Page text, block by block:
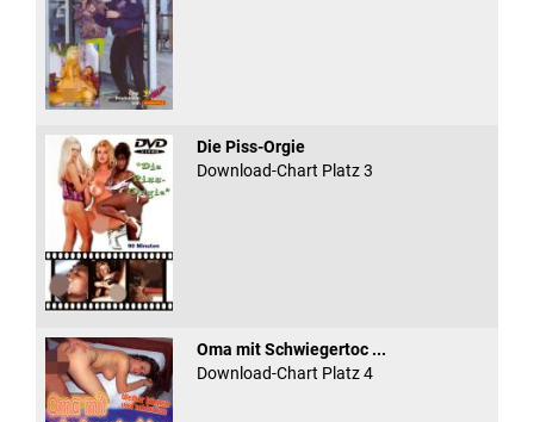
Die Piss-Orgie
Download-Chart Platz 3
Oma mit Schwiegertoc ...
Download-Chart Platz 4